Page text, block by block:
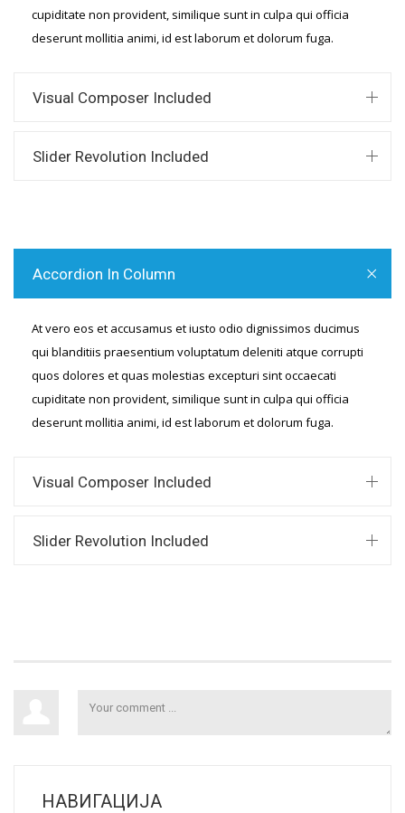
cupiditate non provident, similique sunt in culpa qui officia
deserunt mollitia animi, id est laborum et dolorum fuga.
Visual Composer Included
Slider Revolution Included
Accordion In Column
At vero eos et accusamus et iusto odio dignissimos ducimus
qui blanditiis praesentium voluptatum deleniti atque corrupti
quos dolores et quas molestias excepturi sint occaecati
cupiditate non provident, similique sunt in culpa qui officia
deserunt mollitia animi, id est laborum et dolorum fuga.
Visual Composer Included
Slider Revolution Included
НАВИГАЦИЈА